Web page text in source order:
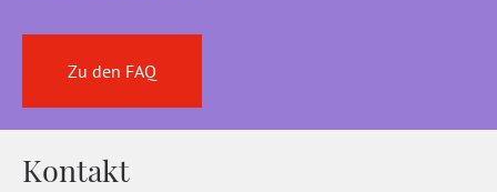
Zu den FAQ
Kontakt